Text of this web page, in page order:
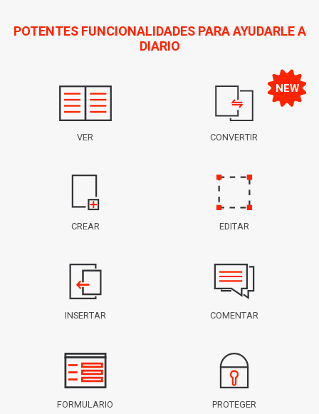
POTENTES FUNCIONALIDADES PARA AYUDARLE A
DIARIO
VER CONVERTIR
CREAR EDITAR
INSERTAR COMENTAR
FORMULARIO PROTEGER